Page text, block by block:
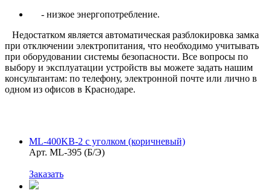
- низкое энергопотребление.
Недостатком является автоматическая разблокировка замка
при отключении электропитания, что необходимо учитывать
при оборудовании системы безопасности. Все вопросы по
выбору и эксплуатации устройств вы можете задать нашим
консультантам: по телефону, электронной почте или лично в
одном из офисов в Краснодаре.
ML-400KB-2 с уголком (коричневый)
Арт. ML-395 (Б/Э)
Заказать